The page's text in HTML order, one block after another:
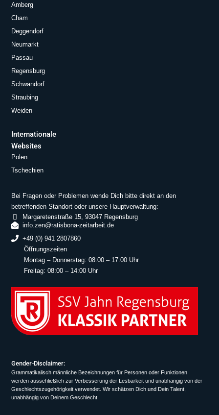
Amberg
Cham
Deggendorf
Neumarkt
Passau
Regensburg
Schwandorf
Straubing
Weiden
Internationale
Websites
Polen
Tschechien
Bei Fragen oder Problemen wende Dich bitte direkt an den
betreffenden Standort oder unsere Hauptverwaltung:
Margaretenstraße 15, 93047 Regensburg
info.zen@ratisbona-zeitarbeit.de
+49 (0) 941 2807860
Öffnungszeiten
Montag – Donnerstag: 08:00 – 17:00 Uhr
Freitag: 08:00 – 14:00 Uhr
Gender-Disclaimer:
Grammatikalisch männliche Bezeichnungen für Personen oder Funktionen
werden ausschließlich zur Verbesserung der Lesbarkeit und unabhängig von der
Geschlechtszugehörigkeit verwendet. Wir schätzen Dich und Dein Talent,
unabhängig von Deinem Geschlecht.